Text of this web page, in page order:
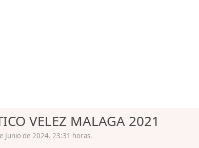
VELEZ MALAGA 2021
Junio de 2024. 23:31 horas.